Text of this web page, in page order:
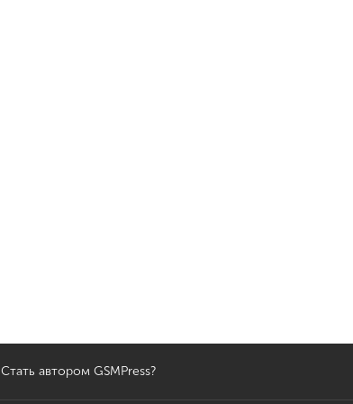
Стать автором GSMPress?